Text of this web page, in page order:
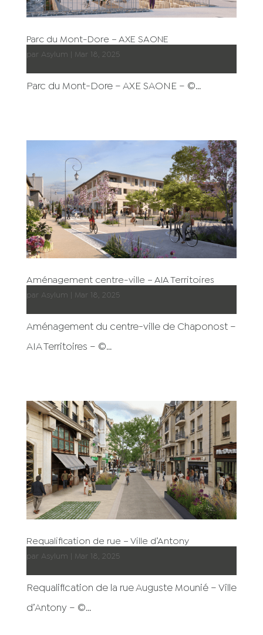
Parc du Mont-Dore – AXE SAONE
par Asylum Mar 18, 2025
Parc du Mont-Dore – AXE SAONE – ©...
Aménagement centre-ville – AIA Territoires
par Asylum Mar 18, 2025
Aménagement du centre-ville de Chaponost –
AIA Territoires – ©...
Requalification de rue – Ville d’Antony
par Asylum Mar 18, 2025
Requalification de la rue Auguste Mounié – Ville
d’Antony – ©...